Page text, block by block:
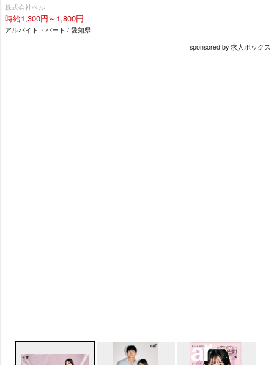
株式会社ベル
時給1,300円～1,800円
アルバイト・パート / 愛知県
sponsored by 求人ボックス